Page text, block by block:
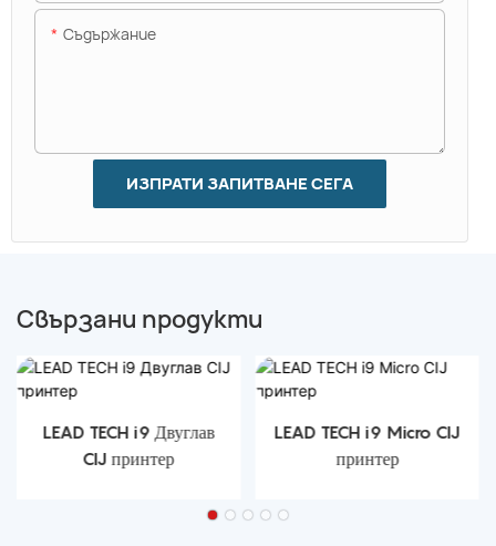
Съдържание
ИЗПРАТИ ЗАПИТВАНЕ СЕГА
Свързани продукти
LEAD TECH i9 Двуглав
CIJ принтер
LEAD TECH i9 Micro CIJ
принтер